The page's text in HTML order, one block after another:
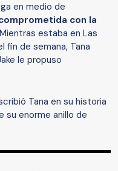
en medio de
con la
Mientras estaba en Las
fin de semana, Tana
le propuso
Tana en su historia
su enorme anillo de